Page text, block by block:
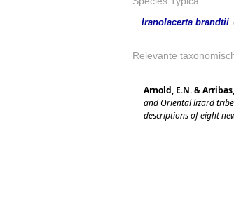
Iranolacerta brandtii
Relevante
Arnold, E.N. &
and Oriental lizard
descriptions of eight